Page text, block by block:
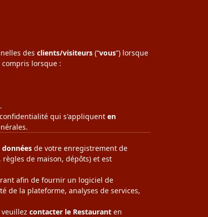
des clients/visiteurs (“vous”) lorsque
lorsque :
qui s'appliquent en
de votre enregistrement de
de maison, dépôts) et est
afin de fournir un logiciel de
de la plateforme, analyses de services,
contacter le Restaurant en